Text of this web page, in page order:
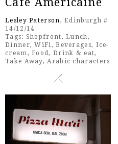
Lesley Paterson, Edinburgh #
14/12/14
Tags: Shopfront,Lunch,
Dinner,WiFi,Beverages, Ice-
cream,Food, Drink & eat,
Take Away,Arabic characters